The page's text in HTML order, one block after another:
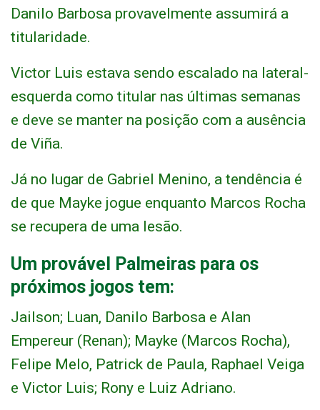
Danilo Barbosa provavelmente assumirá a
titularidade.
Victor Luis estava sendo escalado na lateral-
esquerda como titular nas últimas semanas
e deve se manter na posição com a ausência
de Viña.
Já no lugar de Gabriel Menino, a tendência é
de que Mayke jogue enquanto Marcos Rocha
se recupera de uma lesão.
Um provável Palmeiras para os
próximos jogos tem:
Jailson; Luan, Danilo Barbosa e Alan
Empereur (Renan); Mayke (Marcos Rocha),
Felipe Melo, Patrick de Paula, Raphael Veiga
e Victor Luis; Rony e Luiz Adriano.